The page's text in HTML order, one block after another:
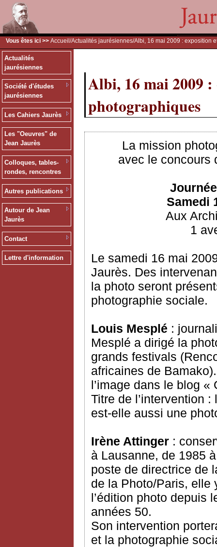
Vous êtes ici >> Accueil /Actualités jaurésiennes/Albi, 16 mai 2009 : exposition
Actualités
jaurésiennes
Société d'études
jaurésiennes
Les Cahiers Jaurès
Les "Oeuvres" de
Jean Jaurès
Colloques, tables-
rondes, rencontres
Autres publications
Autour de Jean
Jaurès
Contact
Lettre d'information
Albi, 16 mai 2009
photographiques
La mission
avec le concours
Samedi
Aux
1
Le samedi 16 mai
Jaurès. Des
la photo seront
photographie sociale.
Louis Mesplé :
Mesplé a dirigé la
grands festivals
africaines de
l’image dans le blog
Titre de l’intervention
est-elle aussi une
Irène Attinger :
à Lausanne, de 1985
poste de directrice de
de la Photo/Paris, elle
l’édition photo depuis
années 50.
Son intervention
et la photographie